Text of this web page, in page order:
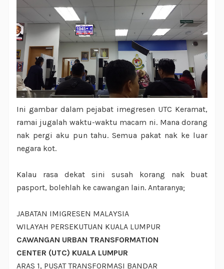
Ini gambar dalam pejabat imegresen UTC Keramat,
ramai jugalah waktu-waktu macam ni. Mana dorang
nak pergi aku pun tahu. Semua pakat nak ke luar
negara kot.
Kalau rasa dekat sini susah korang nak buat
pasport, bolehlah ke cawangan lain. Antaranya;
JABATAN IMIGRESEN MALAYSIA
WILAYAH PERSEKUTUAN KUALA LUMPUR
CAWANGAN URBAN TRANSFORMATION
CENTER (UTC) KUALA LUMPUR
ARAS 1, PUSAT TRANSFORMASI BANDAR